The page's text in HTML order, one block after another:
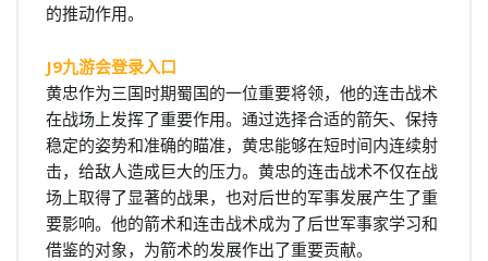
的推动作用。
J9九游会登录入口
黄忠作为三国时期蜀国的一位重要将领，他的连击战术
在战场上发挥了重要作用。通过选择合适的箭矢、保持
稳定的姿势和准确的瞄准，黄忠能够在短时间内连续射
击，给敌人造成巨大的压力。黄忠的连击战术不仅在战
场上取得了显著的战果，也对后世的军事发展产生了重
要影响。他的箭术和连击战术成为了后世军事家学习和
借鉴的对象，为箭术的发展作出了重要贡献。